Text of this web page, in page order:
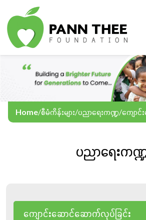
Home/စီမံကိန်းများ/ပညာရေးကဏ္ဍ/ကျောင်
ပညာရေးကဏ္
ကျောင်းဆောင်ဆောက်လုပ်ခြင်း
PANN THEE FOUNDATION
ပင်မစာမျက်နှာ
ကျွန်ုပ်တို့အကြောင်း
စီမံကိန်းများ
စီမံကိန်းများ
ပညာရေးကဏ္ဍ
ကျန်းမာရေးစောင့်ရှောက်မှုကဏ္ဍ
အွန်လိုင်းသင်ကြားရေး
PANN THEE FOUNDATION
English
Myanmar